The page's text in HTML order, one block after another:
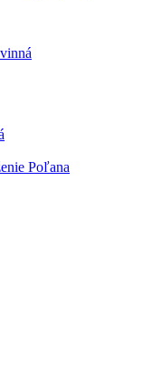
Poľana